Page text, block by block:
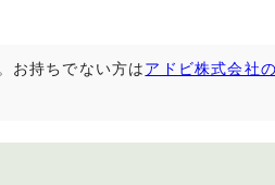
お持ちでない方はアドビ株式会社